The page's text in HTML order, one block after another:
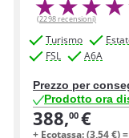
(2298 recensioni)
Turismo
FSL
A6A
Prezzo per
Prodotto ora
388,00 €
+ Ecotassa: (3,54€) =